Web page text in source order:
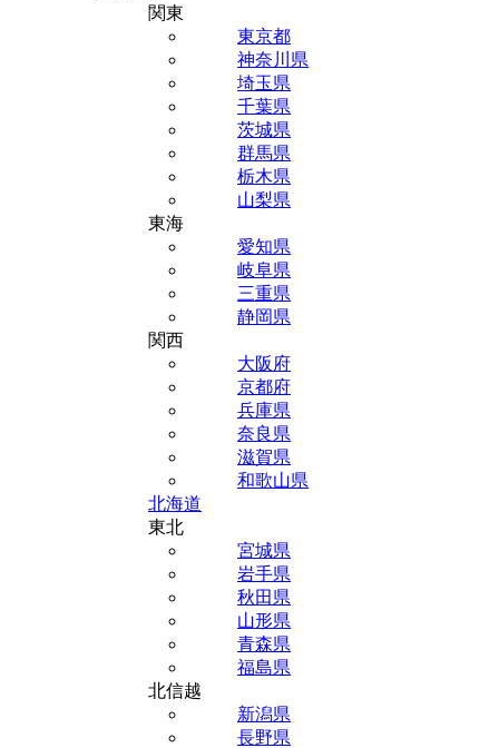
関東
東京都
神奈川県
埼玉県
千葉県
茨城県
群馬県
栃木県
山梨県
東海
愛知県
岐阜県
三重県
静岡県
関西
大阪府
京都府
兵庫県
奈良県
滋賀県
和歌山県
北海道
東北
宮城県
岩手県
秋田県
山形県
青森県
福島県
北信越
新潟県
長野県